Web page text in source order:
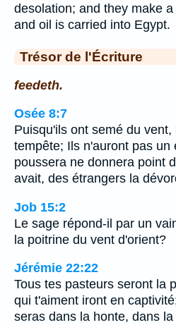
desolation; and they make
and oil is carried into Egypt.
Trésor de l'Écriture
feedeth.
Osée 8:7
Puisqu'ils ont semé du
tempête; Ils n'auront pas un
poussera ne donnera point
avait, des étrangers la
Job 15:2
Le sage répond-il par un
la poitrine du vent d'orient?
Jérémie 22:22
Tous tes pasteurs seront la
qui t'aiment iront en
seras dans la honte, dans